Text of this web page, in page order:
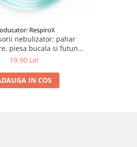
RespiroX
nebulizator: pahar
piesa bucala si futun
perimetru
19,90 Lei
IN COS